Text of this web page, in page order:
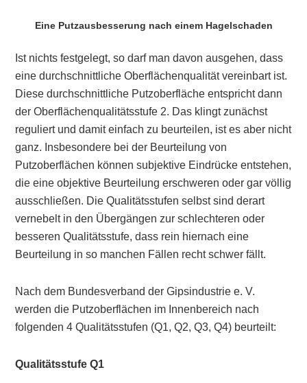
Eine Putzausbesserung nach einem Hagelschaden
Ist nichts festgelegt, so darf man davon ausgehen, dass
eine durchschnittliche Oberflächenqualität vereinbart ist.
Diese durchschnittliche Putzoberfläche entspricht dann
der Oberflächenqualitätsstufe 2. Das klingt zunächst
reguliert und damit einfach zu beurteilen, ist es aber nicht
ganz. Insbesondere bei der Beurteilung von
Putzoberflächen können subjektive Eindrücke entstehen,
die eine objektive Beurteilung erschweren oder gar völlig
ausschließen. Die Qualitätsstufen selbst sind derart
vernebelt in den Übergängen zur schlechteren oder
besseren Qualitätsstufe, dass rein hiernach eine
Beurteilung in so manchen Fällen recht schwer fällt.
Nach dem Bundesverband der Gipsindustrie e. V.
werden die Putzoberflächen im Innenbereich nach
folgenden 4 Qualitätsstufen (Q1, Q2, Q3, Q4) beurteilt:
Qualitätsstufe Q1